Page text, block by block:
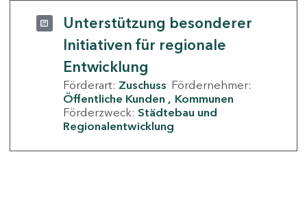
Unterstützung besonderer
Initiativen für regionale
Entwicklung
Förderart: Zuschuss Fördernehmer:
Öffentliche Kunden
Kommunen
Förderzweck: Städtebau und
Regionalentwicklung